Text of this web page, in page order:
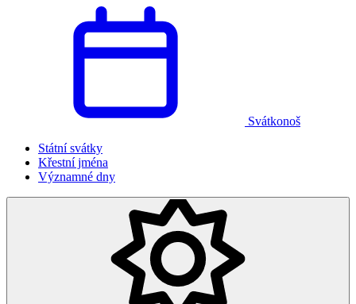
Svátkonoš
Státní svátky
Křestní jména
Významné dny